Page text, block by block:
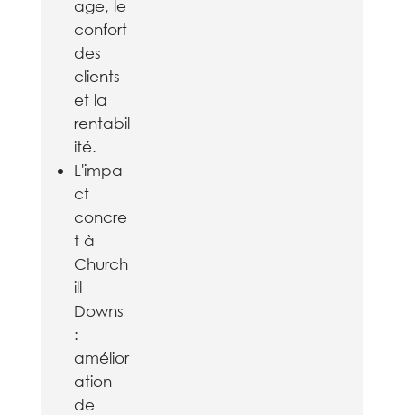
age, le
confort
des
clients
et la
rentabil
ité.
L'impa
ct
concre
t à
Church
ill
Downs
:
amélior
ation
de